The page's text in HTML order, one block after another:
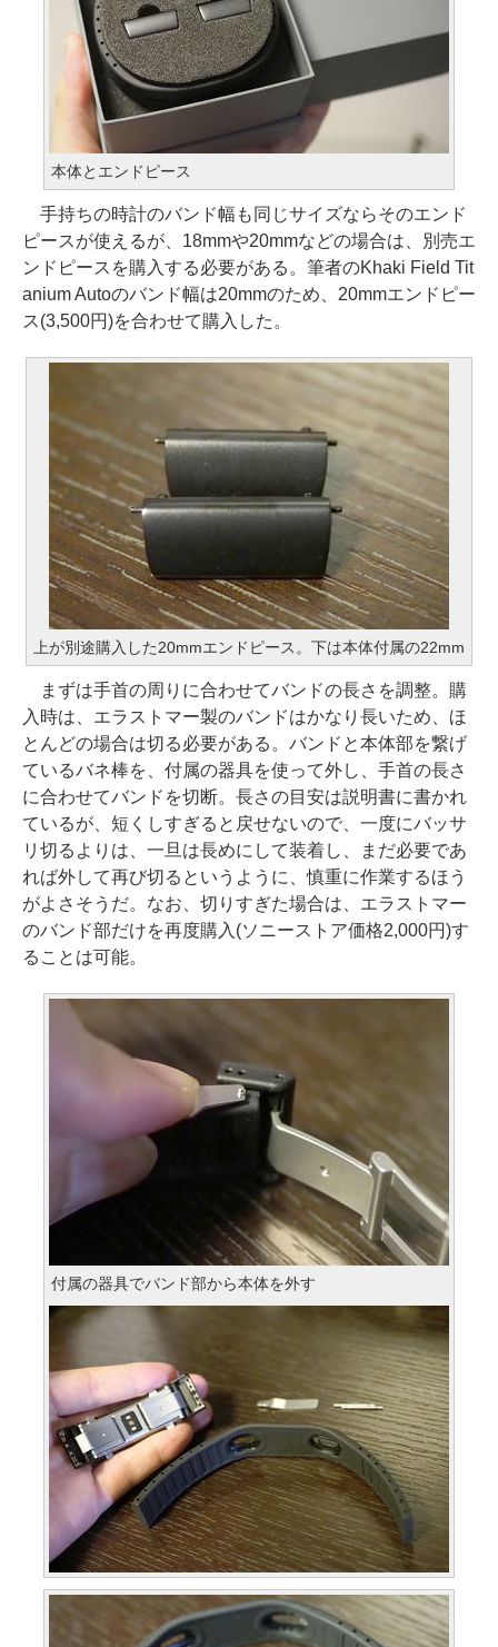
本体とエンドピース
手持ちの時計のバンド幅も同じサイズならそのエンド
ピースが使えるが、18mmや20mmなどの場合は、別売エ
ンドピースを購入する必要がある。筆者のKhaki Field Tit
anium Autoのバンド幅は20mmのため、20mmエンドピー
ス(3,500円)を合わせて購入した。
上が別途購入した20mmエンドピース。下は本体付属の22mm
まずは手首の周りに合わせてバンドの長さを調整。購
入時は、エラストマー製のバンドはかなり長いため、ほ
とんどの場合は切る必要がある。バンドと本体部を繋げ
ているバネ棒を、付属の器具を使って外し、手首の長さ
に合わせてバンドを切断。長さの目安は説明書に書かれ
ているが、短くしすぎると戻せないので、一度にバッサ
リ切るよりは、一旦は長めにして装着し、まだ必要であ
れば外して再び切るというように、慎重に作業するほう
がよさそうだ。なお、切りすぎた場合は、エラストマー
のバンド部だけを再度購入(ソニーストア価格2,000円)す
ることは可能。
付属の器具でバンド部から本体を外す